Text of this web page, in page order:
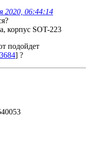
2020, 06:44:14
корпус SOT-223
подойдет
] ?